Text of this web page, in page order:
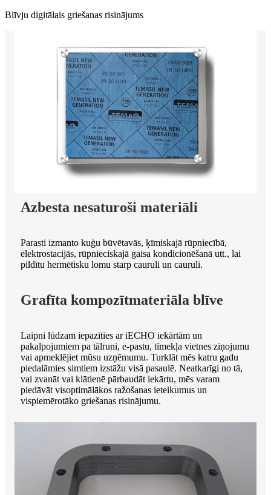
Blīvju digitālais griešanas risinājums
Azbesta nesaturoši materiāli
Parasti izmanto kuģu būvētavās, ķīmiskajā rūpniecībā,
elektrostacijās, rūpnieciskajā gaisa kondicionēšanā utt., lai
pildītu hermētisku lomu starp cauruli un cauruli.
Grafīta kompozītmateriāla blīve
Laipni lūdzam iepazīties ar iECHO iekārtām un
pakalpojumiem pa tālruni, e-pastu, tīmekļa vietnes ziņojumu
vai apmeklējiet mūsu uzņēmumu. Turklāt mēs katru gadu
piedalāmies simtiem izstāžu visā pasaulē. Neatkarīgi no tā,
vai zvanāt vai klātienē pārbaudāt iekārtu, mēs varam
piedāvāt visoptimālākos ražošanas ieteikumus un
vispiemērotāko griešanas risinājumu.